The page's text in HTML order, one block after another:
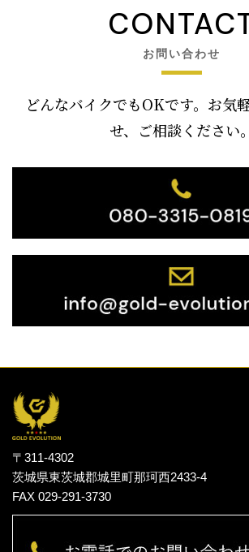
お問い合わせ
どんなバイクでもOKです。お気
せ、ご相談ください。
〒311-4302
茨城県東茨城郡城里町那珂西2433-4
FAX 029-291-3730